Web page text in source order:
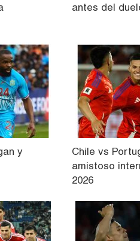
antes del
y
Chile vs
amistoso
2026